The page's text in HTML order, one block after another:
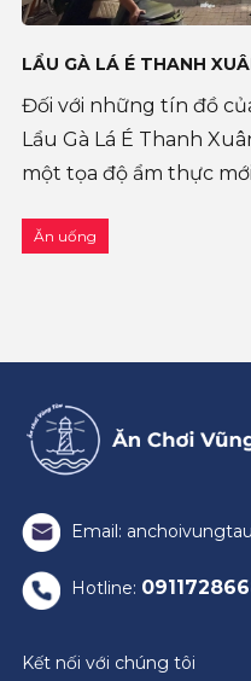
LẨU GÀ LÁ É THANH
Đối với những tín đồ
Lẩu Gà Lá É Thanh
một tọa độ ẩm thực
năm hoạt động và
Ăn uống
Email:
Hotline:
Kết nối với chúng tôi